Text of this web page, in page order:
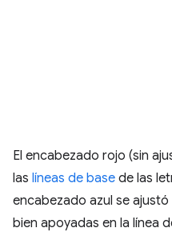
El encabezado rojo (sin
las líneas de base de las
encabezado azul se
bien apoyadas en la línea